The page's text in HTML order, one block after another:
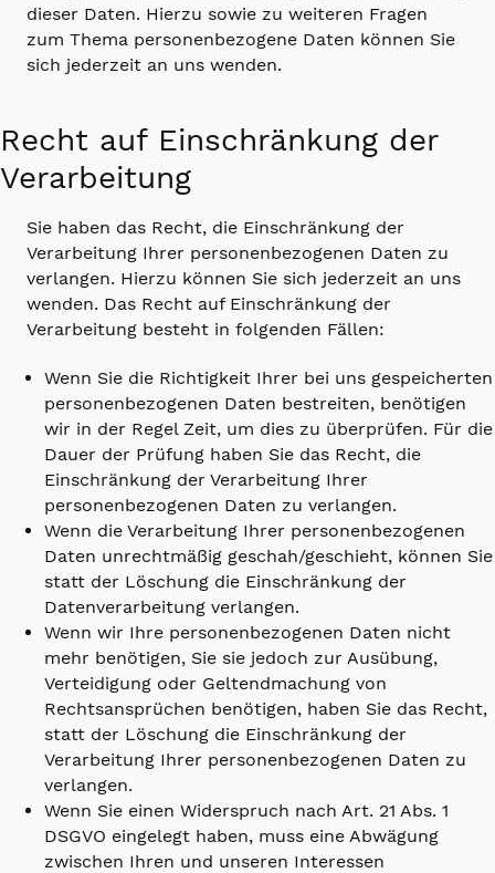
dieser Daten. Hierzu sowie zu weiteren Fragen
zum Thema personenbezogene Daten können Sie
sich jederzeit an uns wenden.
Recht auf Einschränkung der
Verarbeitung
Sie haben das Recht, die Einschränkung der
Verarbeitung Ihrer personenbezogenen Daten zu
verlangen. Hierzu können Sie sich jederzeit an uns
wenden. Das Recht auf Einschränkung der
Verarbeitung besteht in folgenden Fällen:
Wenn Sie die Richtigkeit Ihrer bei uns gespeicherten
personenbezogenen Daten bestreiten, benötigen
wir in der Regel Zeit, um dies zu überprüfen. Für die
Dauer der Prüfung haben Sie das Recht, die
Einschränkung der Verarbeitung Ihrer
personenbezogenen Daten zu verlangen.
Wenn die Verarbeitung Ihrer personenbezogenen
Daten unrechtmäßig geschah/geschieht, können Sie
statt der Löschung die Einschränkung der
Datenverarbeitung verlangen.
Wenn wir Ihre personenbezogenen Daten nicht
mehr benötigen, Sie sie jedoch zur Ausübung,
Verteidigung oder Geltendmachung von
Rechtsansprüchen benötigen, haben Sie das Recht,
statt der Löschung die Einschränkung der
Verarbeitung Ihrer personenbezogenen Daten zu
verlangen.
Wenn Sie einen Widerspruch nach Art. 21 Abs. 1
DSGVO eingelegt haben, muss eine Abwägung
zwischen Ihren und unseren Interessen